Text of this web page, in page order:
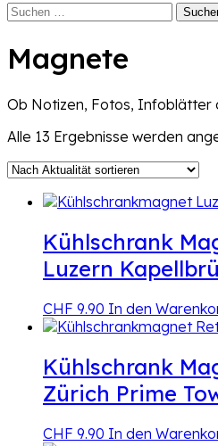
Suchen
Magnete
Ob Notizen, Fotos, Infoblätter
Alle 13 Ergebnisse werden
Kühlschrank
Luzern
CHF 9.90 In den
Kühlschrank
Zürich Prime
CHF 9.90 In den